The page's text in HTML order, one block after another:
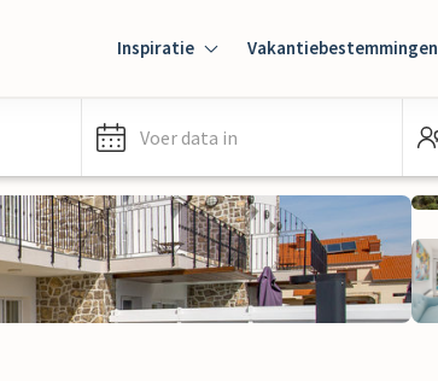
Inspiratie Vakantiebestemmingen
Voer data in